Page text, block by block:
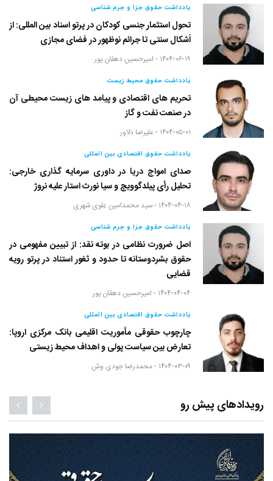
یادداشت حقوق جزا و جرم شناسی
تحول استثمار جنسی کودکان در پرتو اسناد بین المللی: از
اَشکال سنتی تا جرائم نوظهور در فضای مجازی
۱۴۰۴-۰۶-۱۹ - امیرحسین دهقان پور
یادداشت حقوق محیط زیست
تحریم های اقتصادی و پیامد های زیست محیطی آن
در صنعت نفت و گاز
۱۴۰۴-۰۵-۰۱ - علیرضا دلاور
یادداشت حقوق اقتصادی بین المللی
صدای امواج دریا در داوری سرمایه گذاری خارجی:
تحلیل رأی پیلدگوویچ و سیا نورث استار علیه نروژ
۱۴۰۴-۰۴-۱۸ - سید محمدامین علوی شهری
یادداشت حقوق جزا و جرم شناسی
اصل ضرورت نظامی در بوته نقد: از تبیین مفهومی در
حقوق بشردوستانه تا حدود و ثغور استناد در پرتو رویه
قضایی
۱۴۰۴-۰۴-۰۴ - امیرحسین دهقان پور
یادداشت حقوق اقتصادی بین المللی
چارچوب حقوقی مأموریت اقلیمی بانک مرکزی اروپا:
تعارض بین سیاست پولی و اهداف محیط زیستی
۱۴۰۴-۰۳-۰۹ - محمدرضا جودی وش
رویدادهای پیش رو